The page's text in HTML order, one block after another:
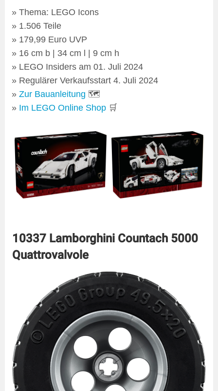
Thema: LEGO Icons
1.506 Teile
179,99 Euro UVP
16 cm b | 34 cm l | 9 cm h
LEGO Insiders am 01. Juli 2024
Regulärer Verkaufsstart 4. Juli 2024
Zur Bauanleitung 🗺
Im LEGO Online Shop 🛒
10337 Lamborghini Countach 5000
Quattrovalvole